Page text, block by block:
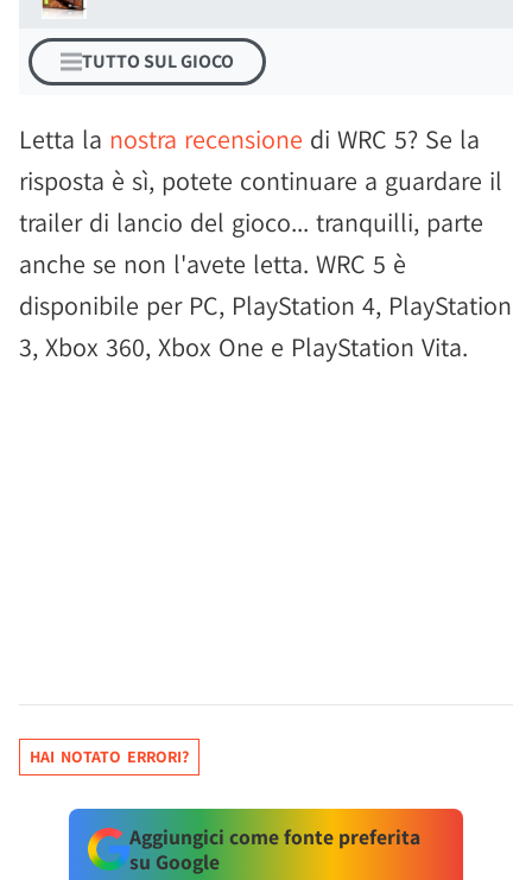
TUTTO SUL GIOCO
Letta la nostra recensione di WRC 5? Se la
risposta è sì, potete continuare a guardare il
trailer di lancio del gioco... tranquilli, parte
anche se non l'avete letta. WRC 5 è
disponibile per PC, PlayStation 4, PlayStation
3, Xbox 360, Xbox One e PlayStation Vita.
HAI NOTATO ERRORI?
Aggiungici come fonte preferita
su Google